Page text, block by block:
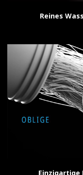
Reines
Einzigartige